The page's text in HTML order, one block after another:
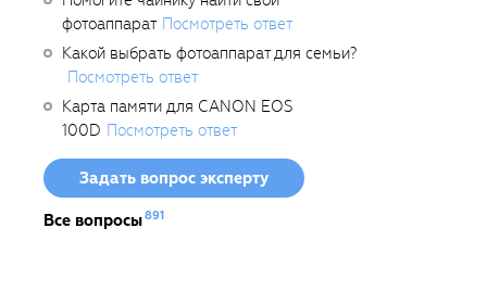
фотоаппарат Посмотреть ответ
Какой выбрать фотоаппарат для семьи?
Посмотреть ответ
Карта памяти для CANON EOS
100D Посмотреть ответ
Задать вопрос эксперту
Все вопросы891